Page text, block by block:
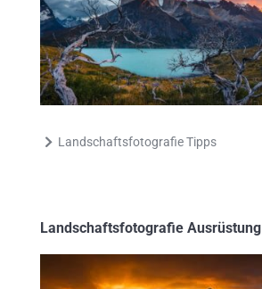
Landschaftsfotografie Tipps
Landschaftsfotografie Ausrüstung